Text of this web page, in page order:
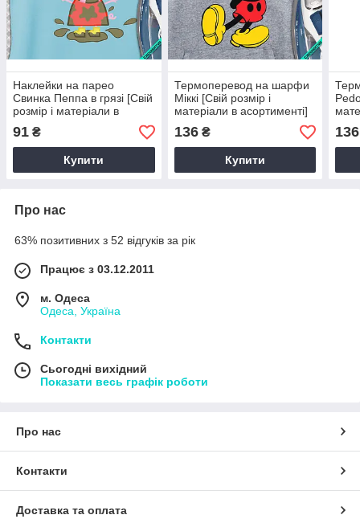
Наклейки на парео
Свинка Пеппа в грязі [Свій
розмір і матеріали в
91 ₴
Купити
Термоперевод на шарфи
Міккі [Свій розмір і
матеріали в асортименті]
136₴
Купити
136
Про нас
63% позитивних з 52 відгуків за рік
Працює з 03.12.2011
м. Одеса
Одеса, Україна
Контакти
Сьогодні вихідний
Показати весь графік роботи
Про нас
Контакти
Доставка та оплата